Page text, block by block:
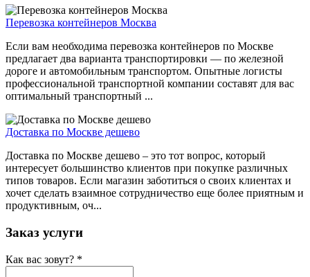
Перевозка контейнеров Москва
Если вам необходима перевозка контейнеров по Москве
предлагает два варианта транспортировки — по железной
дороге и автомобильным транспортом. Опытные логисты
профессиональной транспортной компании составят для вас
оптимальный транспортный ...
Доставка по Москве дешево
Доставка по Москве дешево – это тот вопрос, который
интересует большинство клиентов при покупке различных
типов товаров. Если магазин заботиться о своих клиентах и
хочет сделать взаимное сотрудничество еще более приятным и
продуктивным, оч...
Заказ услуги
Как вас зовут? *